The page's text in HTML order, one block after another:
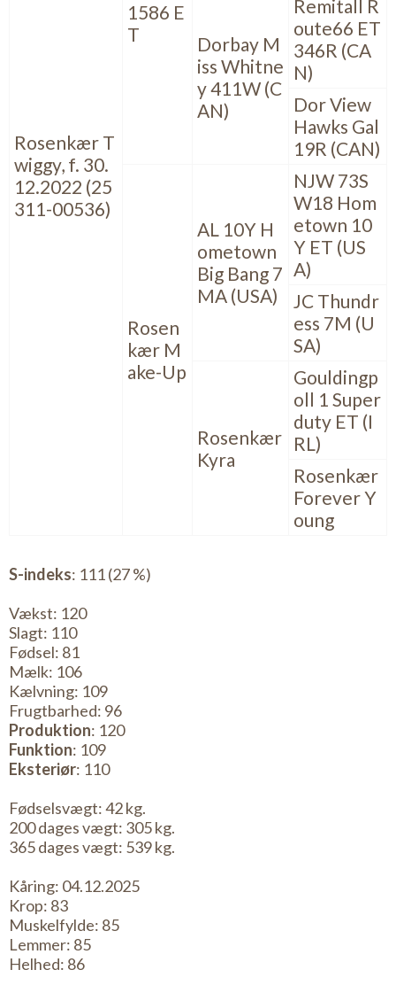
Rosenkær T
wiggy, f. 30.
12.2022 (25
311-00536)
1586 E
T
Dorbay M
iss Whitne
y 411W (C
AN)
Remitall R
oute66 ET
346R (CA
N)
Dor View
Hawks Gal
19R (CAN)
Rosen
kær M
ake-Up
AL 10Y H
ometown
Big Bang 7
MA (USA)
NJW 73S
W18 Hom
etown 10
Y ET (US
A)
JC Thundr
ess 7M (U
SA)
Rosenkær
Kyra
Gouldingp
oll 1 Super
duty ET (I
RL)
Rosenkær
Forever Y
oung
S-indeks: 111 (27 %)
Vækst: 120
Slagt: 110
Fødsel: 81
Mælk: 106
Kælvning: 109
Frugtbarhed: 96
Produktion: 120
Funktion: 109
Eksteriør: 110
Fødselsvægt: 42 kg.
200 dages vægt: 305 kg.
365 dages vægt: 539 kg.
Kåring: 04.12.2025
Krop: 83
Muskelfylde: 85
Lemmer: 85
Helhed: 86